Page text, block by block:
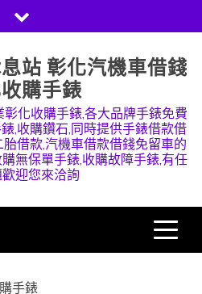
站 彰化汽機車借錢
購手錶
化收購手錶,各大品牌手錶免費
,收購鑽石,同時提供手錶借款借
借款,汽機車借款借錢免留車的
無保單手錶,收購故障手錶,有任
迎您來洽詢
手錶